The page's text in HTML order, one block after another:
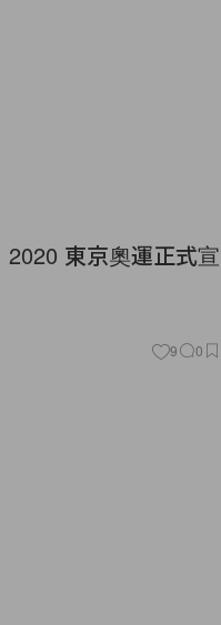
東京奧運正式宣
9 0